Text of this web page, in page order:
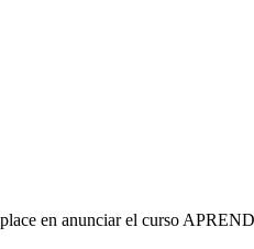
en anunciar el curso